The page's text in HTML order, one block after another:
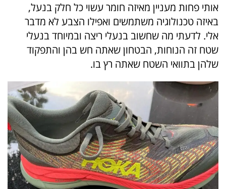
אותי פחות מעניין מאיזה חומר עשוי כל חלק בנעל,
באיזה טכנולוגיה משתמשים ואפילו הצבע לא מדבר
אלי. לדעתי מה שחשוב בנעלי ריצה ובמיוחד בנעלי
שטח זה הנוחות, הבטחון שאתה חש בהן והתפקוד
שלהן בתוואי השטח שאתה רץ בו.